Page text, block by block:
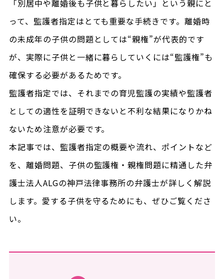
「別居中や離婚後も子供と暮らしたい」という親にと
って、監護者指定はとても重要な手続きです。離婚時
の未成年の子供の問題としては“親権”が代表的です
が、実際に子供と一緒に暮らしていくには“監護権”も
確保する必要があるためです。
監護者指定では、それまでの育児監護の実績や監護者
としての適性を証明できないと不利な結果になりかね
ないため注意が必要です。
本記事では、監護者指定の概要や流れ、ポイントなど
を、離婚問題、子供の監護権・親権問題に精通した弁
護士法人ALGの神戸法律事務所の弁護士が詳しく解説
します。愛する子供を守るためにも、ぜひご覧くださ
い。